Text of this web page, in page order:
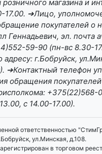
магазина и
17.00. ➔Лицо,
покупателей о
Геннадьевич, эл. почта
59-90 (пн-вс 8.30-
г.Бобруйск,
➔Контактный телефон
обращения
с 14.00-17.00).
ответственностью
ул.Минская, д.108.
в торговом